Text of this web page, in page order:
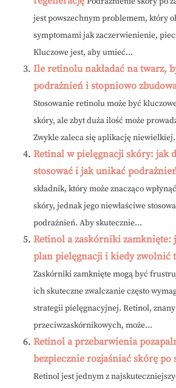
jest powszechnym problemem, który
symptomami jak zaczerwienienie,
Kluczowe jest, aby umieć...
Ile retinolu nakładać na twarz,
podrażnień i stopniowo
Stosowanie retinolu może być
skóry, ale zbyt duża ilość może
Zwykle zaleca się aplikację
Retinal w pielęgnacji skóry: jak
stosować i jak unikać
składnik, który może znacząco
skóry, jednak jego niewłaściwe
podrażnień. Aby skutecznie...
Retinol a zaskórniki zamknięte:
plan pielęgnacji i kiedy zwolnić
Zaskórniki zamknięte mogą być
ich skuteczne zwalczanie często
strategii pielęgnacyjnej. Retinol, znany
przeciwzaskórnikowych, może...
Retinol a przebarwienia
bezpiecznie rozjaśniać skórę po
Retinol jest jednym z